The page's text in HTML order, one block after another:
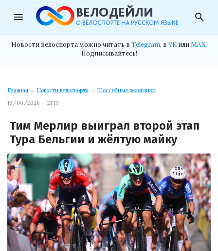
menu search
Новости велоспорта можно читать в Telegram, в VK илиMAX.
Подписывайтесь!
Главная → Новости велоспорта → Шоссейные велогонки
18/06/2026 — 21:19
Тим Мерлир выиграл второй этап
Тура Бельгии и жёлтую майку